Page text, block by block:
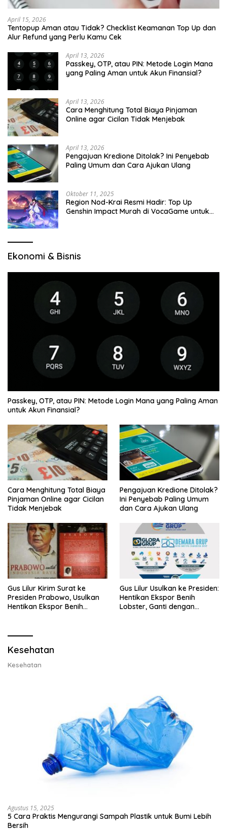
April 15, 2026
Tentopup Aman atau Tidak? Checklist Keamanan Top Up dan
Alur Refund yang Perlu Kamu Cek
April 13, 2026
Passkey, OTP, atau PIN: Metode Login Mana
yang Paling Aman untuk Akun Finansial?
April 13, 2026
Cara Menghitung Total Biaya Pinjaman
Online agar Cicilan Tidak Menjebak
April 13, 2026
Pengajuan Kredione Ditolak? Ini Penyebab
Paling Umum dan Cara Ajukan Ulang
Oktober 11, 2025
Region Nod-Krai Resmi Hadir: Top Up
Genshin Impact Murah di VocaGame untuk
Ekonomi & Bisnis
Passkey, OTP, atau PIN: Metode Login Mana yang Paling Aman
untuk Akun Finansial?
Cara Menghitung Total Biaya
Pinjaman Online agar Cicilan
Tidak Menjebak
Pengajuan Kredione Ditolak?
Ini Penyebab Paling Umum
dan Cara Ajukan Ulang
Gus Lilur Kirim Surat ke
Presiden Prabowo, Usulkan
Hentikan Ekspor Benih
Gus Lilur Usulkan ke Presiden:
Hentikan Ekspor Benih
Lobster, Ganti dengan
Kesehatan
Kesehatan
Agustus 15, 2025
5 Cara Praktis Mengurangi Sampah Plastik untuk Bumi Lebih
Bersih